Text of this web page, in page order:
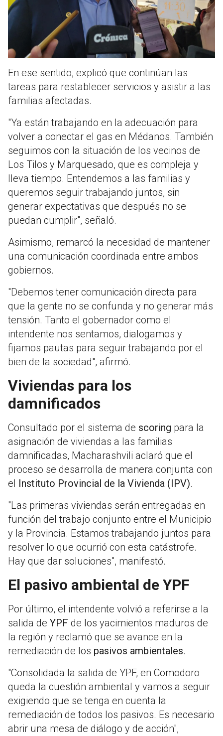
En ese sentido, explicó que continúan las
tareas para restablecer servicios y asistir a las
familias afectadas.
"Ya están trabajando en la adecuación para
volver a conectar el gas en Médanos. También
seguimos con la situación de los vecinos de
Los Tilos y Marquesado, que es compleja y
lleva tiempo. Entendemos a las familias y
queremos seguir trabajando juntos, sin
generar expectativas que después no se
puedan cumplir", señaló.
Asimismo, remarcó la necesidad de mantener
una comunicación coordinada entre ambos
gobiernos.
"Debemos tener comunicación directa para
que la gente no se confunda y no generar más
tensión. Tanto el gobernador como el
intendente nos sentamos, dialogamos y
fijamos pautas para seguir trabajando por el
bien de la sociedad", afirmó.
Viviendas para los
damnificados
Consultado por el sistema de scoring para la
asignación de viviendas a las familias
damnificadas, Macharashvili aclaró que el
proceso se desarrolla de manera conjunta con
el Instituto Provincial de la Vivienda (IPV).
"Las primeras viviendas serán entregadas en
función del trabajo conjunto entre el Municipio
y la Provincia. Estamos trabajando juntos para
resolver lo que ocurrió con esta catástrofe.
Hay que dar soluciones", manifestó.
El pasivo ambiental de YPF
Por último, el intendente volvió a referirse a la
salida de YPF de los yacimientos maduros de
la región y reclamó que se avance en la
remediación de los pasivos ambientales.
"Consolidada la salida de YPF, en Comodoro
queda la cuestión ambiental y vamos a seguir
exigiendo que se tenga en cuenta la
remediación de todos los pasivos. Es necesario
abrir una mesa de diálogo y de acción",